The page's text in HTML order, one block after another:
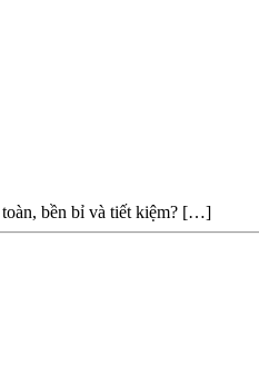
bền bỉ và tiết kiệm? […]